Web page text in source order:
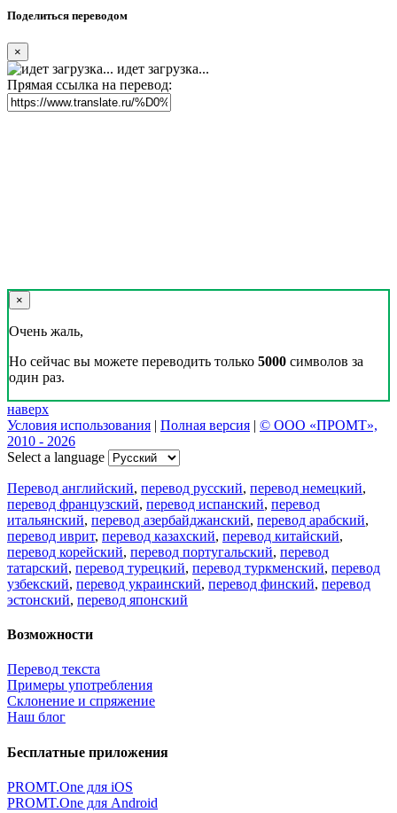
Поделиться переводом
×
идет загрузка...
Прямая ссылка на перевод:
×
Очень жаль,
Но сейчас вы можете переводить только 5000 символов за
один раз.
наверх
Условия использования | Полная версия | © ООО «ПРОМТ»,
2010 - 2026
Select a language
Перевод английский, перевод русский, перевод немецкий,
перевод французский, перевод испанский, перевод
итальянский, перевод азербайджанский, перевод арабский,
перевод иврит, перевод казахский, перевод китайский,
перевод корейский, перевод португальский, перевод
татарский, перевод турецкий, перевод туркменский, перевод
узбекский, перевод украинский, перевод финский, перевод
эстонский, перевод японский
Возможности
Перевод текста
Примеры употребления
Склонение и спряжение
Наш блог
Бесплатные приложения
PROMT.One для iOS
PROMT.One для Android